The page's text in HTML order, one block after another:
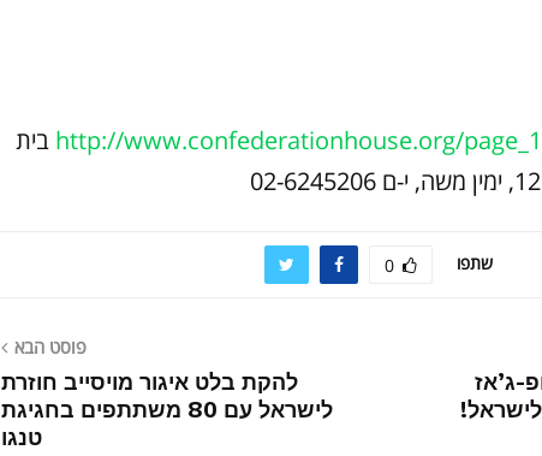
http://www.confederationhouse.org/ בית
שתפו 0
ג’אז
פוסט הבא
להקת בלט איגור מויסייב חוזרת
לישראל עם 80 משתתפים בחגיגת
טנגו